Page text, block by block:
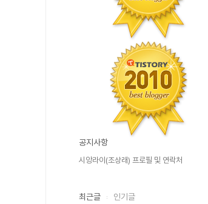
공지사항
시앙라이(조상래) 프로필 및 연락처
최근글 인기글